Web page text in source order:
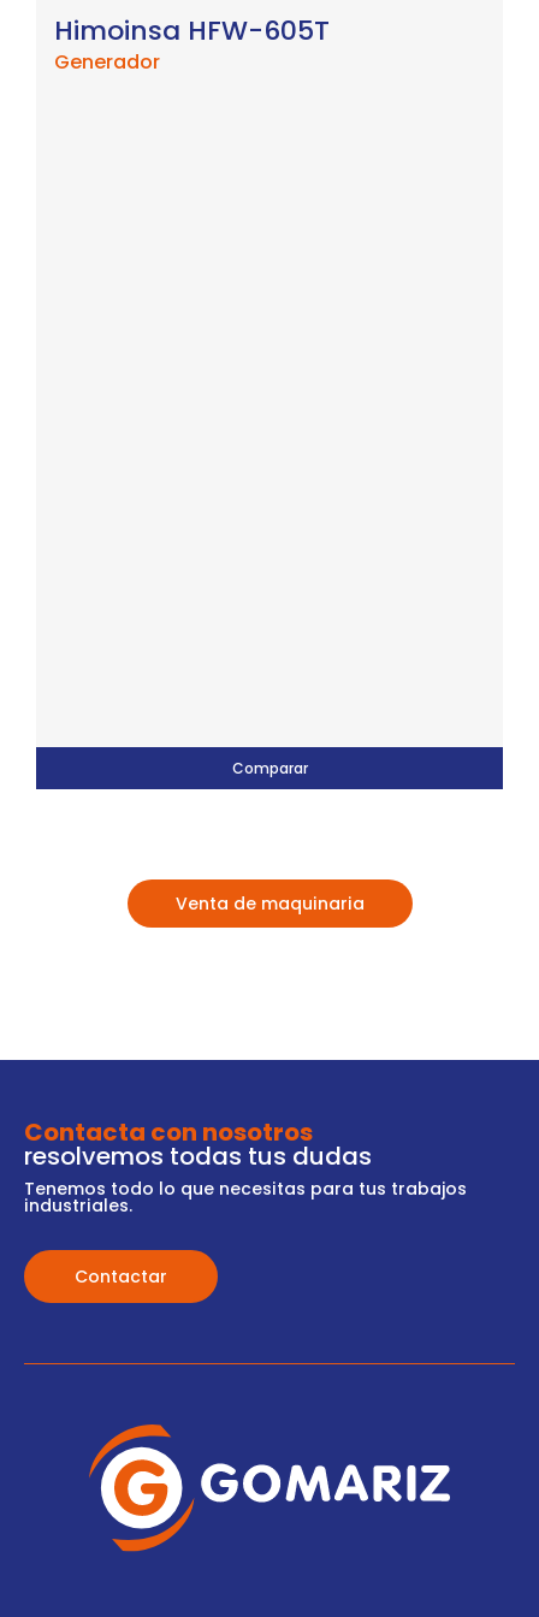
Himoinsa HFW-605T
Generador
Comparar
Venta de maquinaria
Contacta con nosotros
resolvemos todas tus dudas
Tenemos todo lo que necesitas para tus trabajos
industriales.
Contactar